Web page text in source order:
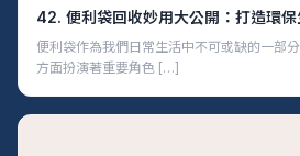
42. 便利袋回收妙用大公開：打造環
便利袋作為我們日常生活中不可或缺的一部
方面扮演著重要角色 […]